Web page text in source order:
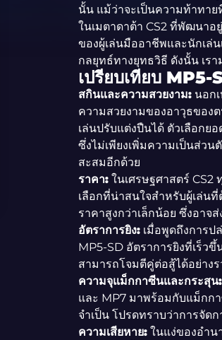
นั้น แม้ว่าจะเป็นความท้าทา
ในเมตาดาต้า CS2 ที่พัฒนาอ
ของผู้เล่นมืออาชีพและนักเล่
กลยุทธ์ทางยุทธวิธี ดังนั้น เร
เปรียบเทียบ
สกินและความสวยงาม:นอกเ
ความสวยงามของอาวุธของ
เล่นปรับแต่งปืนได้ ตัวเลือกย
ซึ่งไม่เพียงเพิ่มความเป็นส่ว
สะสมอีกด้วย
ราคา:ในเศรษฐศาสตร์ CS2
เลือกที่น่าสนใจสำหรับผู้เล่น
ราคาสูงกว่าเล็กน้อย ซึ่งอา
อัตราการยิง:เมื่อพูดถึงการป
MP5-SD อัตราการยิงที่เร็ว
สามารถโจมตีคู่ต่อสู้ได้อย่างร
ความจุแม็กกาซีนและกระสุน:
และ MP7 มาพร้อมกับแม็กก
จำเป็น โปรดทราบว่าการจั
ความเสียหาย:ในแง่ของอำน